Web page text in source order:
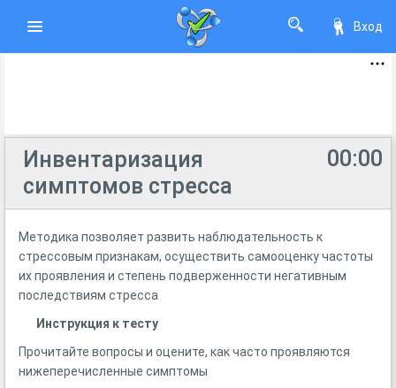
Вход
00:00
Инвентаризация
симптомов стресса
Методика позволяет развить наблюдательность к
стрессовым признакам, осуществить самооценку частоты
их проявления и степень подверженности негативным
последствиям стресса
Инструкция к тесту
Прочитайте вопросы и оцените, как часто проявляются
нижеперечисленные симптомы